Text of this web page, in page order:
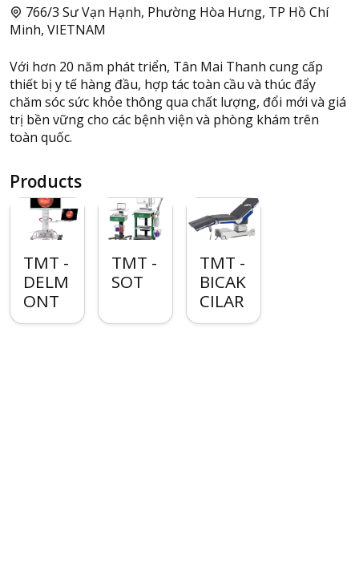
766/3 Sư Vạn Hạnh, Phường Hòa Hưng, TP Hồ Chí
Minh, VIETNAM
Với hơn 20 năm phát triển, Tân Mai Thanh cung cấp
thiết bị y tế hàng đầu, hợp tác toàn cầu và thúc đẩy
chăm sóc sức khỏe thông qua chất lượng, đổi mới và giá
trị bền vững cho các bệnh viện và phòng khám trên
toàn quốc.
Products
TMT -
DELM
ONT
TMT -
SOT
TMT -
BICAK
CILAR